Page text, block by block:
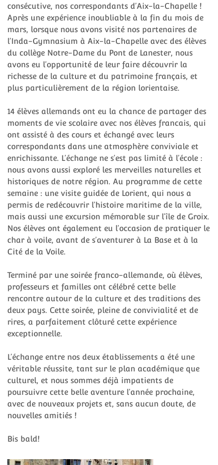
consécutive, nos correspondants d’Aix-la-Chapelle !
Après une expérience inoubliable à la fin du mois de
mars, lorsque nous avons visité nos partenaires de
l’Inda-Gymnasium à Aix-la-Chapelle avec des élèves
du collège Notre-Dame du Pont de Lanester, nous
avons eu l’opportunité de leur faire découvrir la
richesse de la culture et du patrimoine français, et
plus particulièrement de la région lorientaise.
14 élèves allemands ont eu la chance de partager des
moments de vie scolaire avec nos élèves francais, qui
ont assisté à des cours et échangé avec leurs
correspondants dans une atmosphère conviviale et
enrichissante. L’échange ne s’est pas limité à l’école :
nous avons aussi exploré les merveilles naturelles et
historiques de notre région. Au programme de cette
semaine : une visite guidée de Lorient, qui nous a
permis de redécouvrir l’histoire maritime de la ville,
mais aussi une excursion mémorable sur l’île de Groix.
Nos élèves ont également eu l’occasion de pratiquer le
char à voile, avant de s’aventurer à La Base et à la
Cité de la Voile.
Terminé par une soirée franco-allemande, où élèves,
professeurs et familles ont célébré cette belle
rencontre autour de la culture et des traditions des
deux pays. Cette soirée, pleine de convivialité et de
rires, a parfaitement clôturé cette expérience
exceptionnelle.
L’échange entre nos deux établissements a été une
véritable réussite, tant sur le plan académique que
culturel, et nous sommes déjà impatients de
poursuivre cette belle aventure l’année prochaine,
avec de nouveaux projets et, sans aucun doute, de
nouvelles amitiés !
Bis bald!